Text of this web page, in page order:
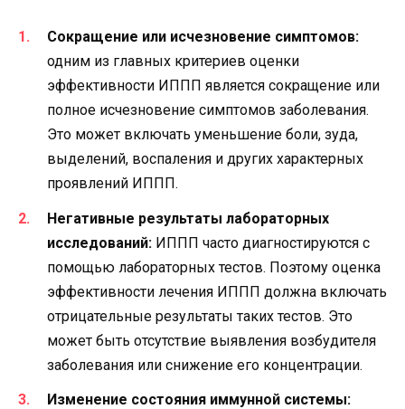
Сокращение или исчезновение симптомов:
одним из главных критериев оценки
эффективности ИППП является сокращение или
полное исчезновение симптомов заболевания.
Это может включать уменьшение боли, зуда,
выделений, воспаления и других характерных
проявлений ИППП.
Негативные результаты лабораторных
исследований: ИППП часто диагностируются с
помощью лабораторных тестов. Поэтому оценка
эффективности лечения ИППП должна включать
отрицательные результаты таких тестов. Это
может быть отсутствие выявления возбудителя
заболевания или снижение его концентрации.
Изменение состояния иммунной системы: